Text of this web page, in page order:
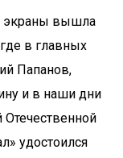
экраны вышла
в главных
Папанов,
и в наши дни
удостоился